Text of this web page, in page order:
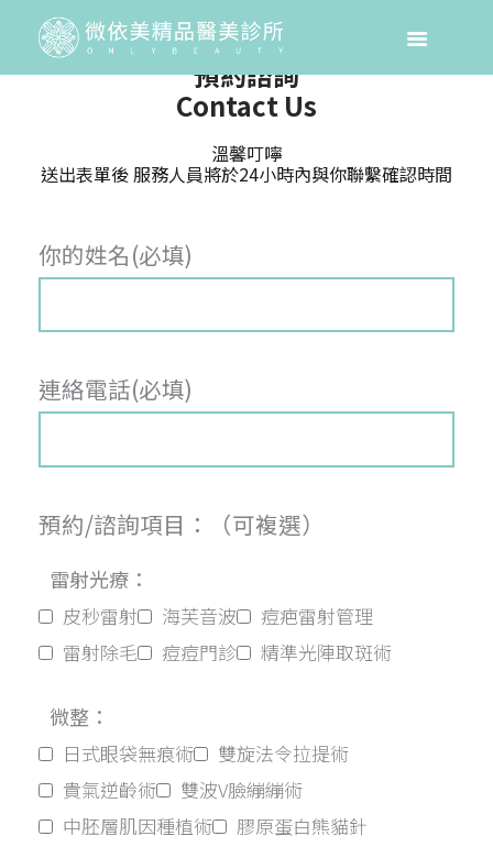
預約諮詢
Contact Us
溫馨叮嚀
送出表單後 服務人員將於24小時內與你聯繫確認時間
你的姓名(必填)
連絡電話(必填)
預約/諮詢項目：（可複選）
雷射光療：
皮秒雷射 海芙音波
痘疤雷射管理
雷射除毛
痘痘門診 精準光陣取斑術
微整：
日式眼袋無痕術
雙旋法令拉提術
貴氣逆齡術
雙波V臉繃繃術
中胚層肌因種植術
膠原蛋白熊貓針